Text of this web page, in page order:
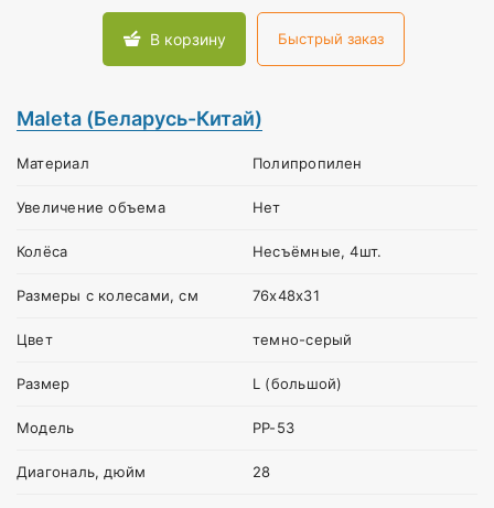
В корзину Быстрый заказ
Maleta (Беларусь-Китай)
Материал Полипропилен
Увеличение объема Нет
Колёса Несъёмные, 4шт.
Размеры с колесами, см 76х48х31
Цвет темно-серый
Размер L (большой)
Модель PP-53
Диагональ, дюйм 28